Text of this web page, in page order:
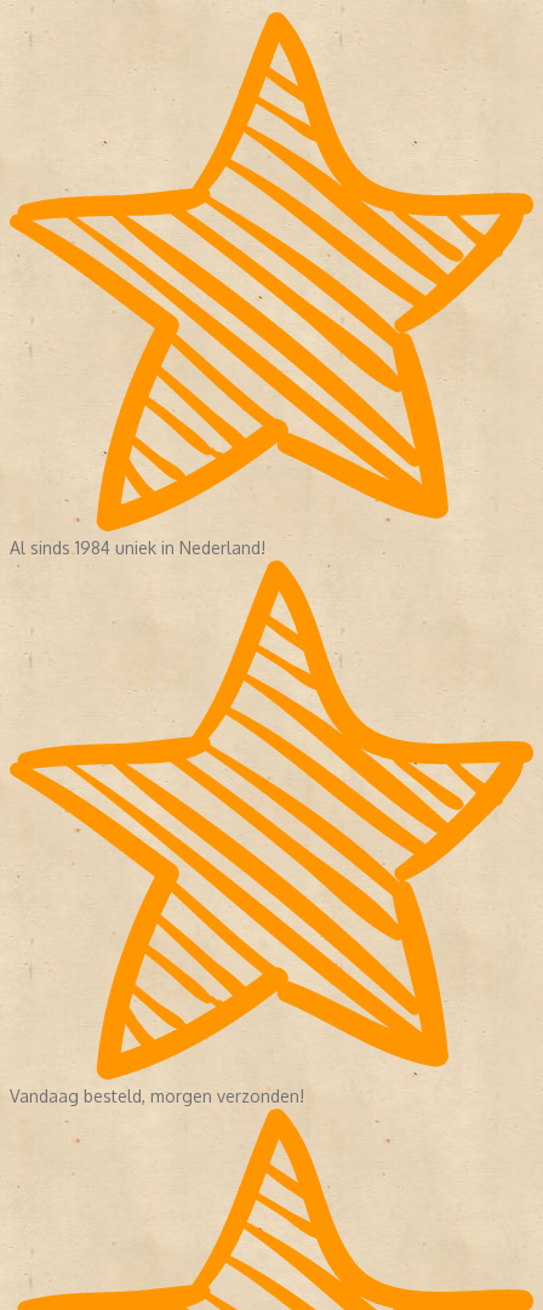
Al sinds 1984 uniek in Nederland!
Vandaag besteld, morgen verzonden!